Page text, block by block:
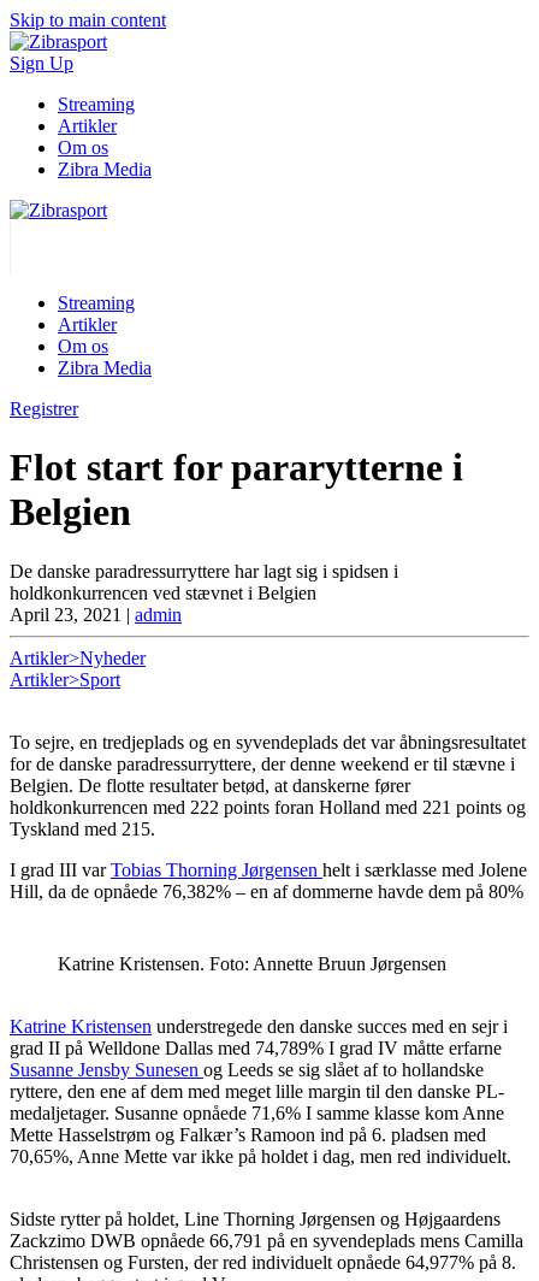
Skip to main content
Sign Up
Streaming
Artikler
Om os
Zibra Media
Streaming
Artikler
Om os
Zibra Media
Registrer
Flot start for pararytterne i
Belgien
De danske paradressurryttere har lagt sig i spidsen i
holdkonkurrencen ved stævnet i Belgien
April 23, 2021 | admin
Artikler>Nyheder
Artikler>Sport
To sejre, en tredjeplads og en syvendeplads det var åbningsresultatet
for de danske paradressurryttere, der denne weekend er til stævne i
Belgien. De flotte resultater betød, at danskerne fører
holdkonkurrencen med 222 points foran Holland med 221 points og
Tyskland med 215.
I grad III varTobias Thorning Jørgensen helt i særklasse med Jolene
Hill, da de opnåede 76,382% – en af dommerne havde dem på 80%
Katrine Kristensen. Foto: Annette Bruun Jørgensen
Katrine Kristensen understregede den danske succes med en sejr i
grad II på Welldone Dallas med 74,789% I grad IV måtte erfarne
Susanne Jensby Sunesen og Leeds se sig slået af to hollandske
ryttere, den ene af dem med meget lille margin til den danske PL-
medaljetager. Susanne opnåede 71,6% I samme klasse kom Anne
Mette Hasselstrøm og Falkær’s Ramoon ind på 6. pladsen med
70,65%, Anne Mette var ikke på holdet i dag, men red individuelt.
Sidste rytter på holdet, Line Thorning Jørgensen og Højgaardens
Zackzimo DWB opnåede 66,791 på en syvendeplads mens Camilla
Christensen og Fursten, der red individuelt opnåede 64,977% på 8.